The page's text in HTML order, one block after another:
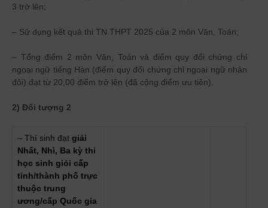
3 trở lên;
– Sử dụng kết quả thi TN THPT 2025 của 2 môn Văn, Toán;
– Tổng điểm 2 môn Văn, Toán và điểm quy đổi chứng chỉ
ngoại ngữ tiếng Hàn (điểm quy đổi chứng chỉ ngoại ngữ nhân
đôi) đạt từ 20,00 điểm trở lên (đã cộng điểm ưu tiên).
2) Đối tượng 2
– Thí sinh đạt giải
Nhất, Nhì, Ba kỳ thi
học sinh giỏi cấp
tỉnh/thành phố trực
thuộc trung
ương/cấp Quốc gia